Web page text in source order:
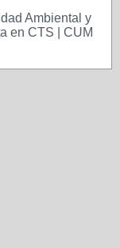
Ambiental y
en CTS | CUM